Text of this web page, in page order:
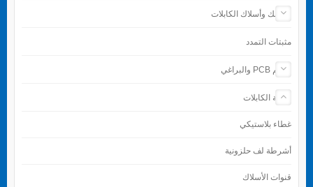
مشابك وأسلاك الكابلات
مثبتات التمدد
دعائم PCB والبراغي
حماية الكابلات
غطاء بلاستيكي
أشرطة لف حلزونية
قنوات الأسلاك